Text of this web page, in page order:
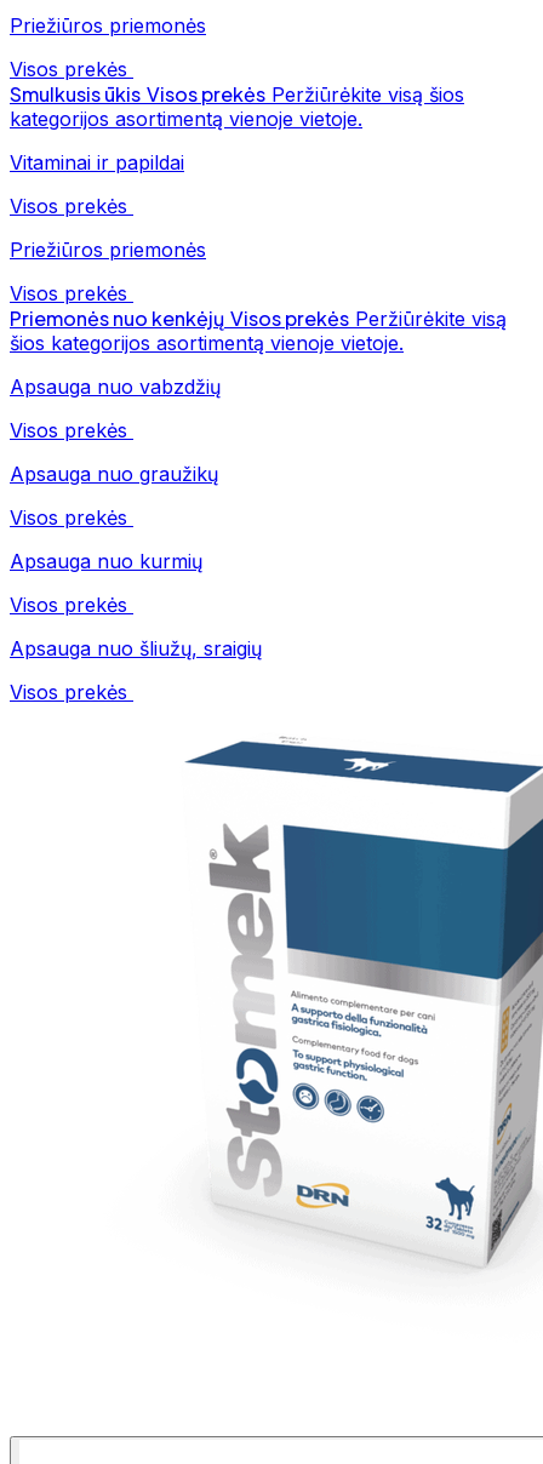
Priežiūros priemonės
Visos prekės
Smulkusis ūkis Visos prekės Peržiūrėkite visą šios
kategorijos asortimentą vienoje vietoje.
Vitaminai ir papildai
Visos prekės
Priežiūros priemonės
Visos prekės
Priemonės nuo kenkėjų Visos prekės Peržiūrėkite visą
šios kategorijos asortimentą vienoje vietoje.
Apsauga nuo vabzdžių
Visos prekės
Apsauga nuo graužikų
Visos prekės
Apsauga nuo kurmių
Visos prekės
Apsauga nuo šliužų, sraigių
Visos prekės